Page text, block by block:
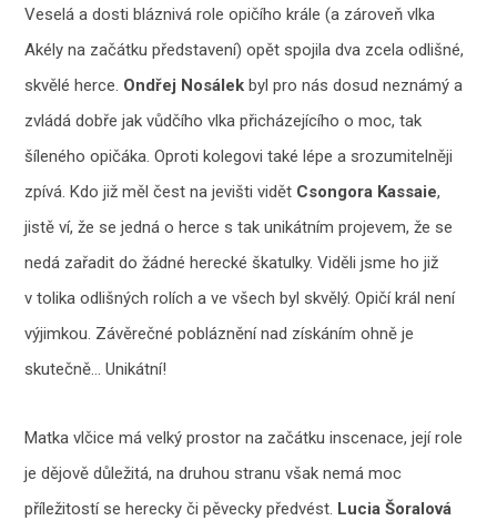
Veselá a dosti bláznivá role opičího krále (a zároveň vlka
Akély na začátku představení) opět spojila dva zcela odlišné,
skvělé herce. Ondřej Nosálekbyl pro nás dosud neznámý a
zvládá dobře jak vůdčího vlka přicházejícího o moc, tak
šíleného opičáka. Oproti kolegovi také lépe a srozumitelněji
zpívá. Kdo již měl čest na jevišti vidět Csongora Kassaie,
jistě ví, že se jedná o herce s tak unikátním projevem, že se
nedá zařadit do žádné herecké škatulky. Viděli jsme ho již
v tolika odlišných rolích a ve všech byl skvělý. Opičí král není
výjimkou. Závěrečné pobláznění nad získáním ohně je
skutečně… Unikátní!
Matka vlčice má velký prostor na začátku inscenace, její role
je dějově důležitá, na druhou stranu však nemá moc
příležitostí se herecky či pěvecky předvést. Lucia Šoralová